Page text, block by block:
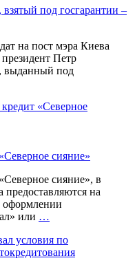
под госгарантии –
на пост мэра Киева
Петр
выданный под
сияние»
сияние», в
предоставляются на
или …